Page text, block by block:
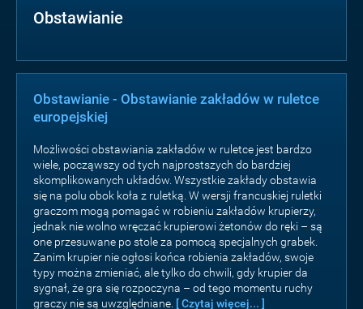
Obstawianie
Obstawianie - Obstawianie zakładów w ruletce
europejskiej
Możliwości obstawiania zakładów w ruletce jest bardzo
wiele, począwszy od tych najprostszych do bardziej
skomplikowanych układów. Wszystkie zakłady obstawia
się na polu obok koła z ruletką. W wersji francuskiej ruletki
graczom mogą pomagać w robieniu zakładów krupierzy,
jednak nie wolno wręczać krupierowi żetonów do ręki – są
one przesuwane po stole za pomocą specjalnych grabek.
Zanim krupier nie ogłosi końca robienia zakładów, swoje
typy można zmieniać, ale tylko do chwili, gdy krupier da
sygnał, że gra się rozpoczyna – od tego momentu ruchy
graczy nie są uwzględniane. [ Czytaj więcej... ]